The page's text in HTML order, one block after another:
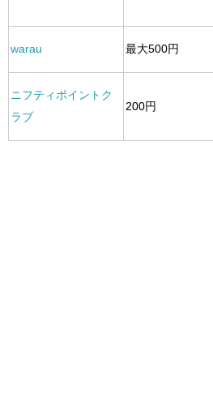
warau 最大500円
ニフティポイントク
ラブ
200円